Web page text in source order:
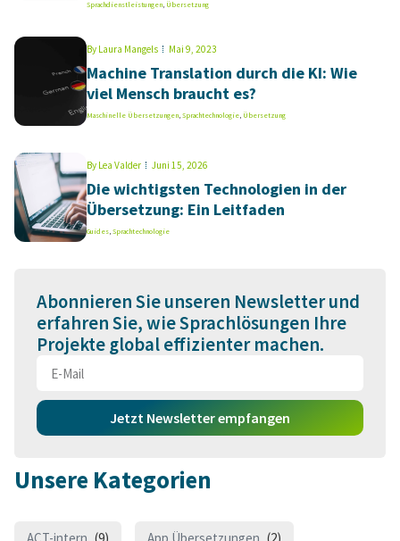
Sprachdienstleistungen, Übersetzung
ByLaura Mangels Mai 9, 2023
Machine Translation durch die KI: Wie
viel Mensch braucht es?
Maschinelle Übersetzungen, Sprachtechnologie, Übersetzung
ByLea Valder Juni 15, 2026
Die wichtigsten Technologien in der
Übersetzung: Ein Leitfaden
Guides, Sprachtechnologie
Abonnieren Sie unseren Newsletter und
erfahren Sie, wie Sprachlösungen Ihre
Projekte global effizienter machen.
Jetzt Newsletter empfangen
Unsere Kategorien